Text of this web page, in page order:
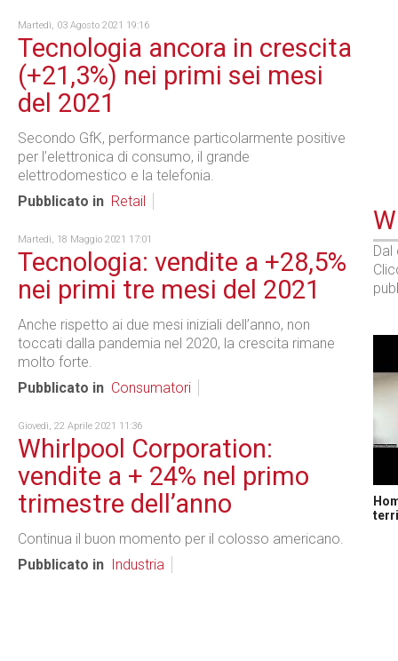
Martedì, 03 Agosto 2021 19:16
Tecnologia ancora in crescita
(+21,3%) nei primi sei mesi
del 2021
Secondo GfK, performance particolarmente positive
per l’elettronica di consumo, il grande
elettrodomestico e la telefonia.
Pubblicato in Retail
Martedì, 18 Maggio 2021 17:01
Tecnologia: vendite a +28,5%
nei primi tre mesi del 2021
Anche rispetto ai due mesi iniziali dell’anno, non
toccati dalla pandemia nel 2020, la crescita rimane
molto forte.
Pubblicato in Consumatori
Giovedì, 22 Aprile 2021 11:36
Whirlpool Corporation:
vendite a + 24% nel primo
trimestre dell’anno
Continua il buon momento per il colosso americano.
Pubblicato in
Industria